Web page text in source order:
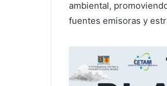
ambiental,
fuentes emisoras y